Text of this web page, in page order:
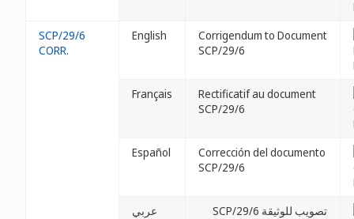
SCP/29/6
CORR.
English
Corrigendum to Document
SCP/29/6
Français
Rectificatif au document
SCP/29/6
Español
Corrección del documento
SCP/29/6
عربي تصويب للوثيقة SCP/29/6